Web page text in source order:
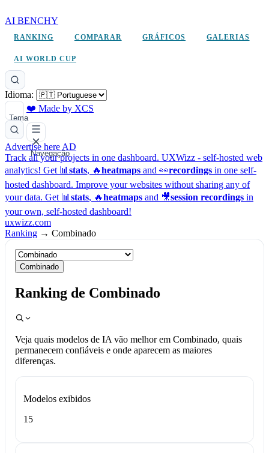
AI BENCHY
RANKING COMPARAR GRÁFICOS GALERIAS
AI WORLD CUP
Idioma:
Tema
❤️ Made by XCS
Navegação
Advertise here AD
Track all your projects in one dashboard. UXWizz - self-hosted web
analytics! Get 📊 stats, 🔥heatmaps and 👀recordings in one self-
hosted dashboard. Improve your websites without sharing any of
your data. Get 📊 stats, 🔥heatmaps and 🎥session recordings in
your own, self-hosted dashboard!
uxwizz.com
Ranking → Combinado
Combinado
Ranking de Combinado
Veja quais modelos de IA vão melhor em Combinado, quais
permanecem confiáveis e onde aparecem as maiores
diferenças.
Modelos exibidos
15